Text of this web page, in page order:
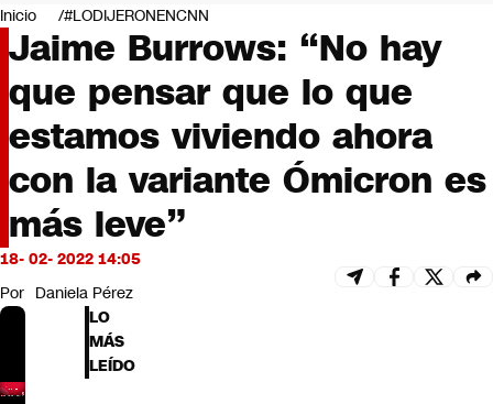
Negocios
Deportes
Programas completos
Cultura
Servicios
Bits
CNN tiempo
Futuro 360
Opinión
Inicio #LODIJERONENCNN
Jaime Burrows: “No hay
que pensar que lo que
estamos viviendo ahora
con la variante Ómicron es
más leve”
18- 02- 2022 14:05
Por Daniela Pérez
LO
MÁS
LEÍDO